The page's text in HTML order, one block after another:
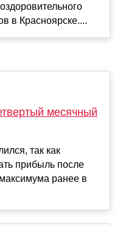
в Красноярске....
месячный
так как
прибыль после
ранее в